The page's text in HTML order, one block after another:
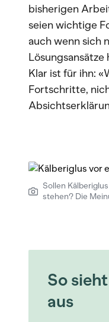
bisherigen
seien wichtige
auch wenn sich
Klar ist für ihn:
Fortschritte,
Sollen
stehen? Die
So
aus